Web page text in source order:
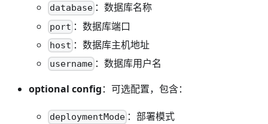
database ：数据库名称
port ：数据库端口
host ：数据库主机地址
username ：数据库用户名
optional config：可选配置，包含：
deploymentMode ：部署模式